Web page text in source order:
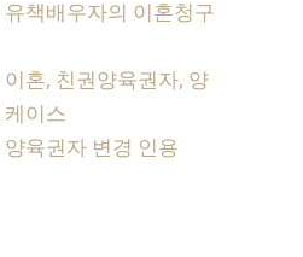
책배우자의 이혼청구
혼, 친권양육권자, 양
이스
육권자 변경 인용